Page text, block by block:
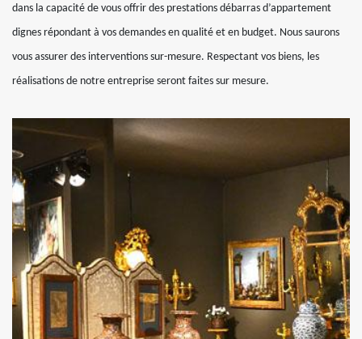
dans la capacité de vous offrir des prestations débarras d’appartement
dignes répondant à vos demandes en qualité et en budget. Nous saurons
vous assurer des interventions sur-mesure. Respectant vos biens, les
réalisations de notre entreprise seront faites sur mesure.